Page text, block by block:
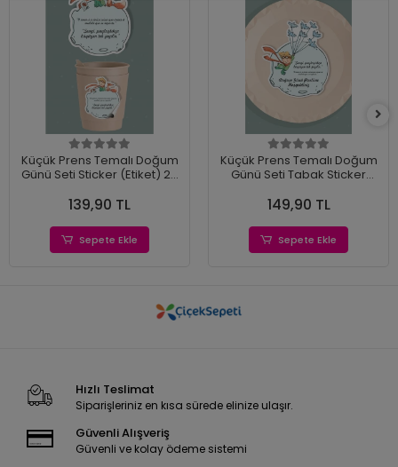
Küçük Prens Temalı Doğum
Günü Seti Sticker (Etiket) 20
139,90 TL
Sepete Ekle
Küçük Prens Temalı Doğum
Günü Seti Tabak Sticker
149,90 TL
Sepete Ekle
Hızlı Teslimat
Siparişleriniz en kısa sürede elinize ulaşır.
Güvenli Alışveriş
Güvenli ve kolay ödeme sistemi